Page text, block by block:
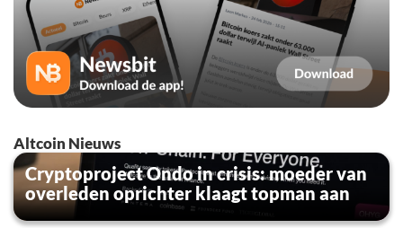
Altcoin Nieuws
Cryptoproject Ondo in crisis: moeder van
overleden oprichter klaagt topman aan